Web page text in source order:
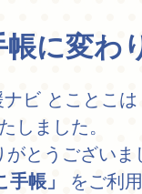
に変わ
ビ とことこは
しました。
とうございま
帳」 をご利